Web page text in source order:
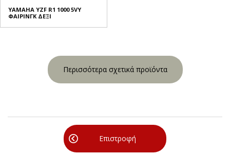
YAMAHA YZF R1 1000 5VY
ΦΑΙΡΙΝΓΚ ΔΕΞΙ
Περισσότερα σχετικά προϊόντα
Επιστροφή